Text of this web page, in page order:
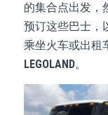
的集合点出发，
预订这些巴士，
乘坐火车或出租
LEGOLAND。